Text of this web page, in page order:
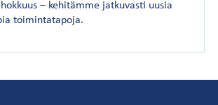
– kehitämme jatkuvasti uusia
toimintatapoja.